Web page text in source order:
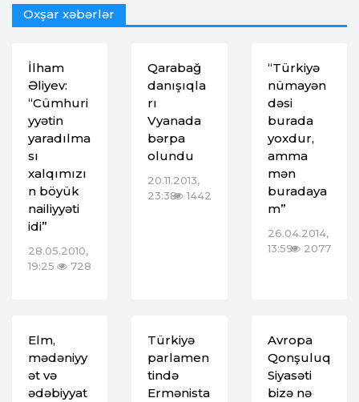
Oxşar xəbərlər
İlham
Əliyev:
“Cümhuri
yyətin
yaradılma
sı
xalqımızı
n böyük
nailiyyəti
idi”
28.05.2010,
19:25
728
Qarabağ
danışıqla
rı
Vyanada
bərpa
olundu
20.11.2013,
23:38 1442
“Türkiyə
nümayən
dəsi
burada
yoxdur,
amma
mən
buradaya
m”
26.04.2014,
13:59 2077
Elm,
mədəniyy
ət və
ədəbiyyat
Türkiyə
parlamen
tində
Ermənista
Avropa
Qonşuluq
Siyasəti
bizə nə